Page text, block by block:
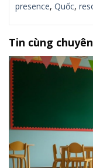
presence, Quốc,
Tin cùng